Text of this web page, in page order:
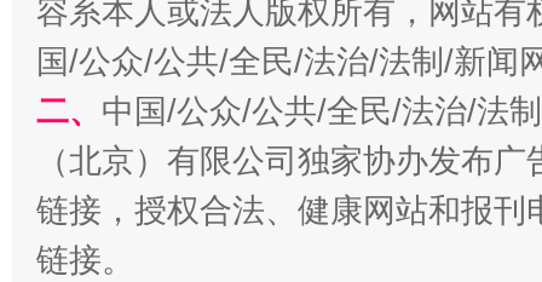
“刷贴”乱象丛生
生
容系本人或法人版权所有，网站
国/公众/公共/全民/法治/法制/新闻
二、 中国/公众/公共/全民/法治/法
（北京）有限公司独家协办发布
链接，授权合法、健康网站和报
链接。